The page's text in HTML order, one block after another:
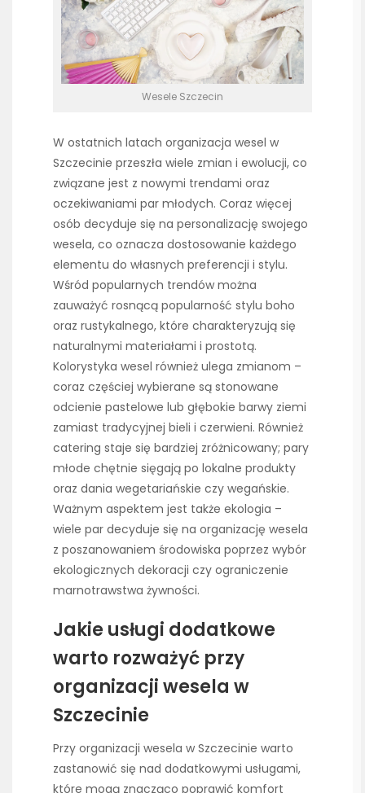
Wesele Szczecin
W ostatnich latach organizacja wesel w
Szczecinie przeszła wiele zmian i ewolucji, co
związane jest z nowymi trendami oraz
oczekiwaniami par młodych. Coraz więcej
osób decyduje się na personalizację swojego
wesela, co oznacza dostosowanie każdego
elementu do własnych preferencji i stylu.
Wśród popularnych trendów można
zauważyć rosnącą popularność stylu boho
oraz rustykalnego, które charakteryzują się
naturalnymi materiałami i prostotą.
Kolorystyka wesel również ulega zmianom –
coraz częściej wybierane są stonowane
odcienie pastelowe lub głębokie barwy ziemi
zamiast tradycyjnej bieli i czerwieni. Również
catering staje się bardziej zróżnicowany; pary
młode chętnie sięgają po lokalne produkty
oraz dania wegetariańskie czy wegańskie.
Ważnym aspektem jest także ekologia –
wiele par decyduje się na organizację wesela
z poszanowaniem środowiska poprzez wybór
ekologicznych dekoracji czy ograniczenie
marnotrawstwa żywności.
Jakie usługi dodatkowe
warto rozważyć przy
organizacji wesela w
Szczecinie
Przy organizacji wesela w Szczecinie warto
zastanowić się nad dodatkowymi usługami,
które mogą znacząco poprawić komfort